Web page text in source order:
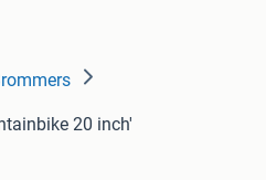
20 inch'